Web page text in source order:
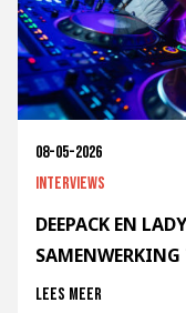
08-05-2026
Interviews
DEEPACK EN
SAMENWERKING
Lees meer